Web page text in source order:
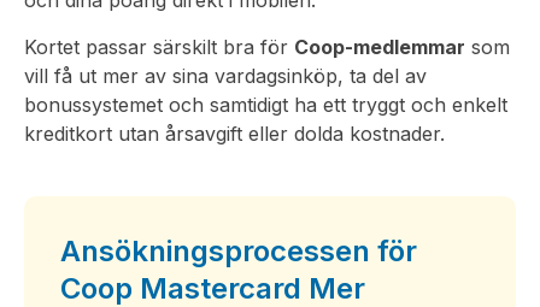
Kortet passar särskilt bra för Coop-medlemmar som
vill få ut mer av sina vardagsinköp, ta del av
bonussystemet och samtidigt ha ett tryggt och enkelt
kreditkort utan årsavgift eller dolda kostnader.
Ansökningsprocessen för
Coop Mastercard Mer